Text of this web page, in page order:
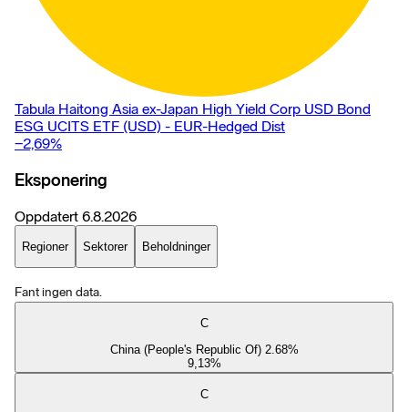
Tabula Haitong Asia ex-Japan High Yield Corp USD Bond
ESG UCITS ETF (USD) - EUR-Hedged Dist
−2,69%
Eksponering
Oppdatert 6.8.2026
Regioner Sektorer Beholdninger
Fant ingen data.
C
China (People's Republic Of) 2.68%
9,13%
C